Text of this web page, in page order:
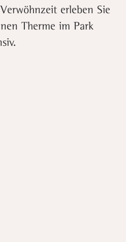
erleben Sie
Therme im Park